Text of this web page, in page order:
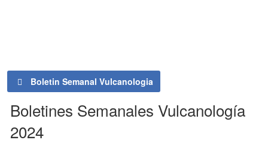
Boletin Semanal Vulcanologia
Boletines Semanales Vulcanología
2024